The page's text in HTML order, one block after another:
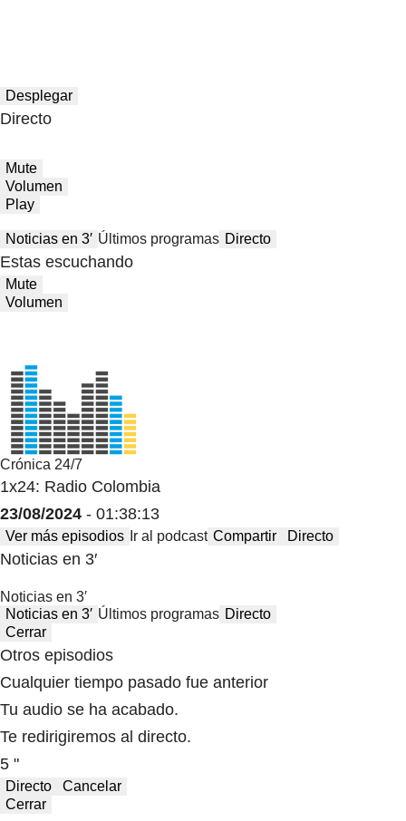
Desplegar
Directo
Mute
Volumen
Play
Noticias en 3′ Últimos programas Directo
Estas escuchando
Mute
Volumen
Crónica 24/7
1x24: Radio Colombia
23/08/2024 - 01:38:13
Ver más episodios Ir al podcast Compartir Directo
Noticias en 3′
Noticias en 3′
Noticias en 3′ Últimos programas Directo
Cerrar
Otros episodios
Cualquier tiempo pasado fue anterior
Tu audio se ha acabado.
Te redirigiremos al directo.
5 "
Directo
Cancelar
Cerrar